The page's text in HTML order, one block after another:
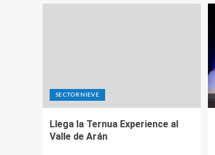
SECTOR NIEVE
Llega la Ternua Experience al
Valle de Arán